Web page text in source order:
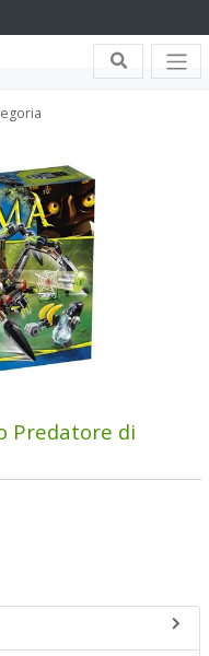
Predatore di